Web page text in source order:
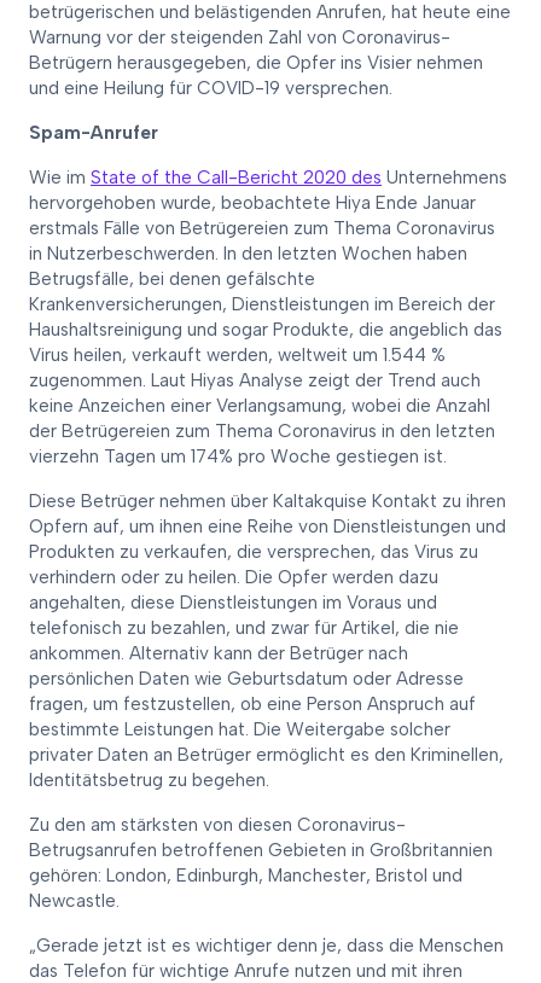
betrügerischen und belästigenden Anrufen, hat heute eine
Warnung vor der steigenden Zahl von Coronavirus-
Betrügern herausgegeben, die Opfer ins Visier nehmen
und eine Heilung für COVID-19 versprechen.
Spam-Anrufer
Wie im State of the Call-Bericht 2020 des Unternehmens
hervorgehoben wurde, beobachtete Hiya Ende Januar
erstmals Fälle von Betrügereien zum Thema Coronavirus
in Nutzerbeschwerden. In den letzten Wochen haben
Betrugsfälle, bei denen gefälschte
Krankenversicherungen, Dienstleistungen im Bereich der
Haushaltsreinigung und sogar Produkte, die angeblich das
Virus heilen, verkauft werden, weltweit um 1.544 %
zugenommen. Laut Hiyas Analyse zeigt der Trend auch
keine Anzeichen einer Verlangsamung, wobei die Anzahl
der Betrügereien zum Thema Coronavirus in den letzten
vierzehn Tagen um 174% pro Woche gestiegen ist.
Diese Betrüger nehmen über Kaltakquise Kontakt zu ihren
Opfern auf, um ihnen eine Reihe von Dienstleistungen und
Produkten zu verkaufen, die versprechen, das Virus zu
verhindern oder zu heilen. Die Opfer werden dazu
angehalten, diese Dienstleistungen im Voraus und
telefonisch zu bezahlen, und zwar für Artikel, die nie
ankommen. Alternativ kann der Betrüger nach
persönlichen Daten wie Geburtsdatum oder Adresse
fragen, um festzustellen, ob eine Person Anspruch auf
bestimmte Leistungen hat. Die Weitergabe solcher
privater Daten an Betrüger ermöglicht es den Kriminellen,
Identitätsbetrug zu begehen.
Zu den am stärksten von diesen Coronavirus-
Betrugsanrufen betroffenen Gebieten in Großbritannien
gehören: London, Edinburgh, Manchester, Bristol und
Newcastle.
„Gerade jetzt ist es wichtiger denn je, dass die Menschen
das Telefon für wichtige Anrufe nutzen und mit ihren